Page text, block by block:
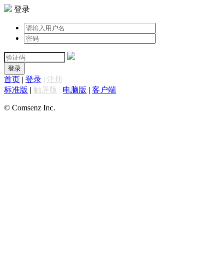
登录
登录
首页 | 登录 | 注册
标准版 | 触屏版 | 电脑版 | 客户端
© Comsenz Inc.